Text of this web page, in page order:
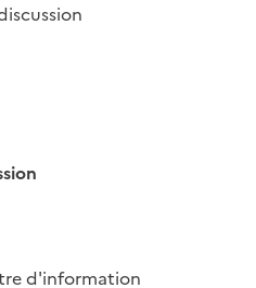
d'information